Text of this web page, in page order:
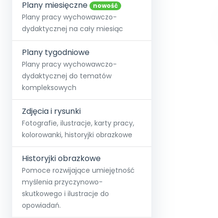
Społeczność
+48 12 631 04 10
kontakt@blizejprzedszkola.pl
O miesięczniku
Strona główna
O Akademii
Akademia
Poznaj pakiet MAX
Testuj przez 7 dni Pełen
Wszystkie projekty
Skontaktuj się
Dodaj wpis
Plany miesięczne nowość
Plany pracy wychowawczo-
dydaktycznej na cały miesiąc
Plany tygodniowe
Plany pracy wychowawczo-
dydaktycznej do tematów
kompleksowych
Zdjęcia i rysunki
Fotografie, ilustracje, karty pracy,
kolorowanki, historyjki obrazkowe
Historyjki obrazkowe
Pomoce rozwijające umiejętność
myślenia przyczynowo-
skutkowego i ilustracje do
opowiadań.